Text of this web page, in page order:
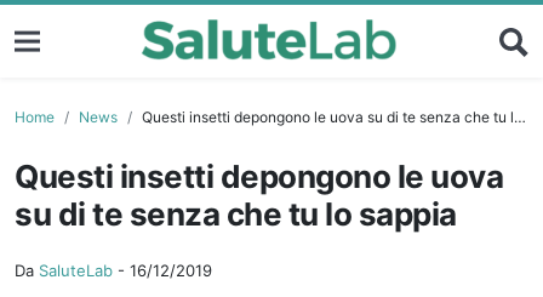
Home News Questi insetti depongono le uova su di te senza che tu lo sappia
Questi insetti depongono le uova
su di te senza che tu lo sappia
Da SaluteLab - 16/12/2019